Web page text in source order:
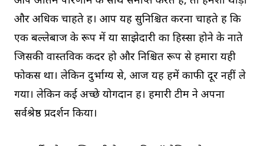
और अधिक चाहते हैं। आप यह सुनिश्चित करना चाहते हैं कि
एक बल्लेबाज के रूप में या साझेदारी का हिस्सा होने के नाते
जिसकी वास्तविक कदर हो और निश्चित रूप से हमारा यही
फोकस था। लेकिन दुर्भाग्य से, आज यह हमें काफी दूर नहीं ले
गया। लेकिन कई अच्छे योगदान हैं। हमारी टीम ने अपना
सर्वश्रेष्ठ प्रदर्शन किया।